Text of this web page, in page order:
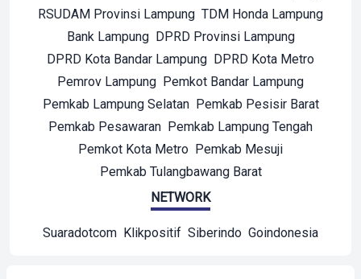
RSUDAM Provinsi Lampung TDM Honda Lampung
Bank Lampung DPRD Provinsi Lampung
DPRD Kota Bandar Lampung DPRD Kota Metro
Pemrov Lampung Pemkot Bandar Lampung
Pemkab Lampung Selatan Pemkab Pesisir Barat
Pemkab Pesawaran Pemkab Lampung Tengah
Pemkot Kota Metro Pemkab Mesuji
Pemkab Tulangbawang Barat
NETWORK
Suaradotcom Klikpositif Siberindo Goindonesia